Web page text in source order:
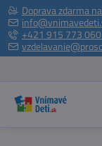
Doprava zdarma
+421 915 773 060